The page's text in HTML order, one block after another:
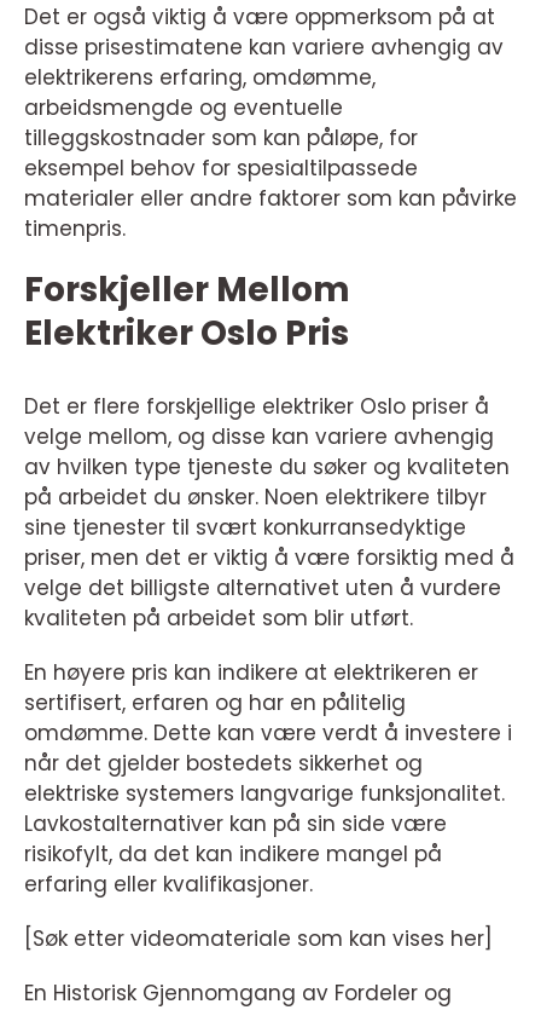
Det er også viktig å være oppmerksom på at
disse prisestimatene kan variere avhengig av
elektrikerens erfaring, omdømme,
arbeidsmengde og eventuelle
tilleggskostnader som kan påløpe, for
eksempel behov for spesialtilpassede
materialer eller andre faktorer som kan påvirke
timenpris.
Forskjeller Mellom
Elektriker Oslo Pris
Det er flere forskjellige elektriker Oslo priser å
velge mellom, og disse kan variere avhengig
av hvilken type tjeneste du søker og kvaliteten
på arbeidet du ønsker. Noen elektrikere tilbyr
sine tjenester til svært konkurransedyktige
priser, men det er viktig å være forsiktig med å
velge det billigste alternativet uten å vurdere
kvaliteten på arbeidet som blir utført.
En høyere pris kan indikere at elektrikeren er
sertifisert, erfaren og har en pålitelig
omdømme. Dette kan være verdt å investere i
når det gjelder bostedets sikkerhet og
elektriske systemers langvarige funksjonalitet.
Lavkostalternativer kan på sin side være
risikofylt, da det kan indikere mangel på
erfaring eller kvalifikasjoner.
[Søk etter videomateriale som kan vises her]
En Historisk Gjennomgang av Fordeler og